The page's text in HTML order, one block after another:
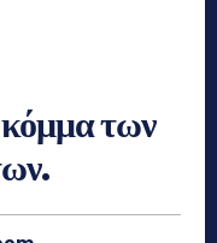
των